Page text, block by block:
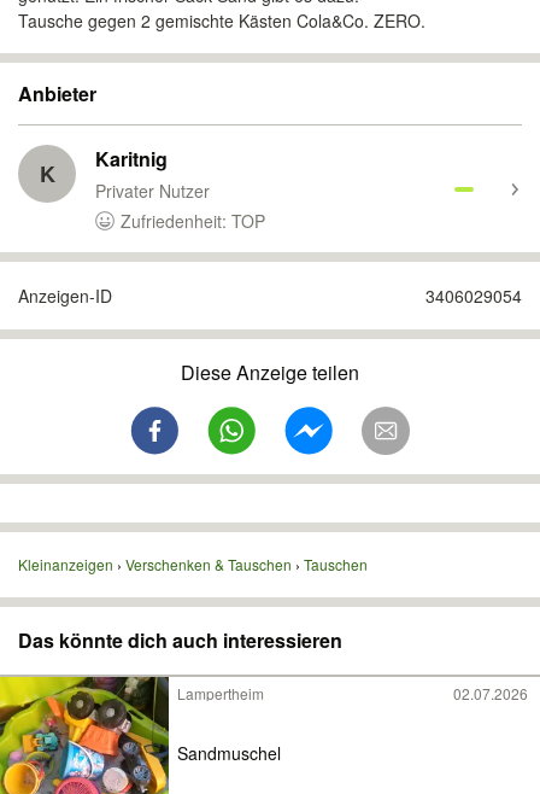
Tausche gegen 2 gemischte Kästen Cola&Co. ZERO.
Anbieter
K Karitnig
Privater Nutzer
Zufriedenheit: TOP
Anzeigen-ID 3406029054
Diese Anzeige teilen
Kleinanzeigen Verschenken & Tauschen Tauschen
Das könnte dich auch interessieren
Lampertheim 02.07.2026
Sandmuschel